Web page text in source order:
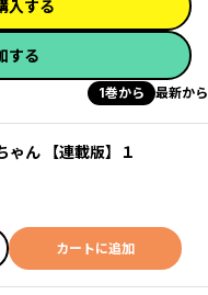
入する
する
1巻から 最新から
ゃん 【連載版】１
カートに追加